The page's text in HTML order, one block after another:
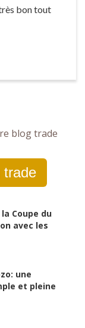
bon tout
blog trade
trade
Coupe du
avec les
une
et pleine